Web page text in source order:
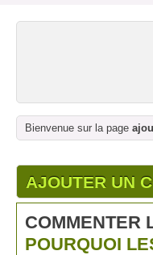
Bienvenue sur la page
AJOUTER UN
COMMENTER
POURQUOI